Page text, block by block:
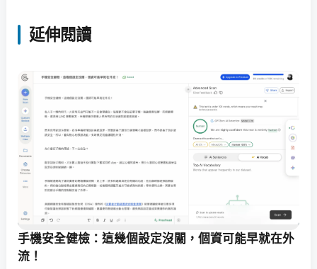
延伸閱讀
手機安全健檢：這幾個設定沒關，個資可能早就在外
流！